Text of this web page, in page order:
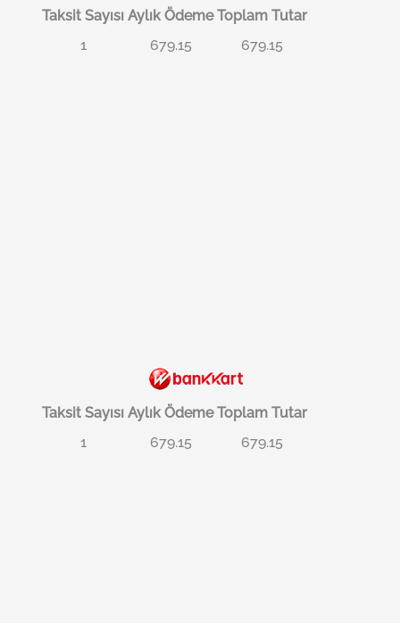
Taksit Sayısı Aylık Ödeme Toplam Tutar
1
679.15 679.15
Taksit Sayısı Aylık Ödeme Toplam Tutar
1
679.15 679.15